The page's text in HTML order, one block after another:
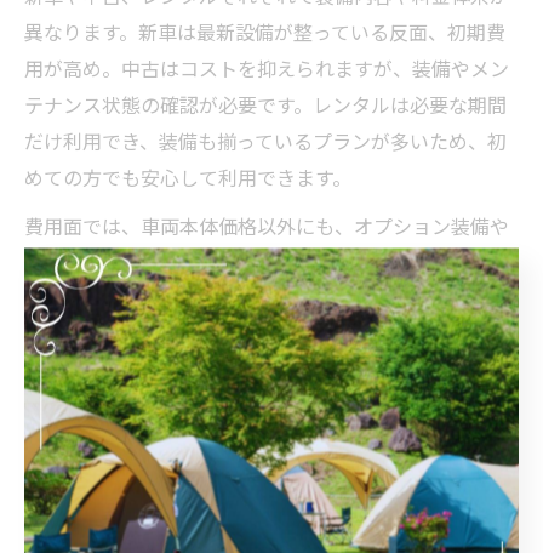
異なります。新車は最新設備が整っている反面、初期費
用が高め。中古はコストを抑えられますが、装備やメン
テナンス状態の確認が必要です。レンタルは必要な期間
だけ利用でき、装備も揃っているプランが多いため、初
めての方でも安心して利用できます。
費用面では、車両本体価格以外にも、オプション装備や
保険料、維持費がかかる点に注意が必要です。装備や費
用のバランスを見極め、ご自身の利用目的や予算に合わ
せて最適な選択を心がけましょう。
てぶらキャンプ向きキャンピングカーの維持費徹底解
説
てぶらキャンプに適したキャンピングカーの維持費につ
いて具体的に解説します。維持費には自動車税、重量